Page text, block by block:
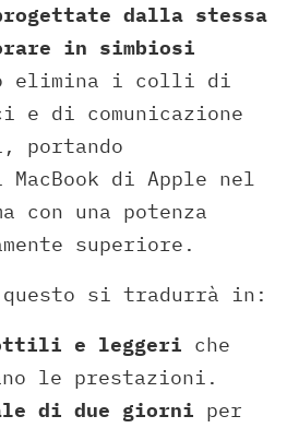
progettate dalla stessa
in simbiosi
elimina i colli di
di comunicazione
portando
di Apple nel
con una potenza
superiore.
si tradurrà in:
e leggeri che
le prestazioni.
di due giorni per